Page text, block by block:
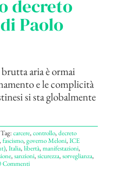
decreto
Paolo
aria è ormai
e le complicità
si sta globalmente
Tag:carcere,controllo,decreto
,fascismo,governo Meloni,ICE
,Italia,libertà,manifestazioni,
,sanzioni,sicurezza,sorveglianza,
Commenti